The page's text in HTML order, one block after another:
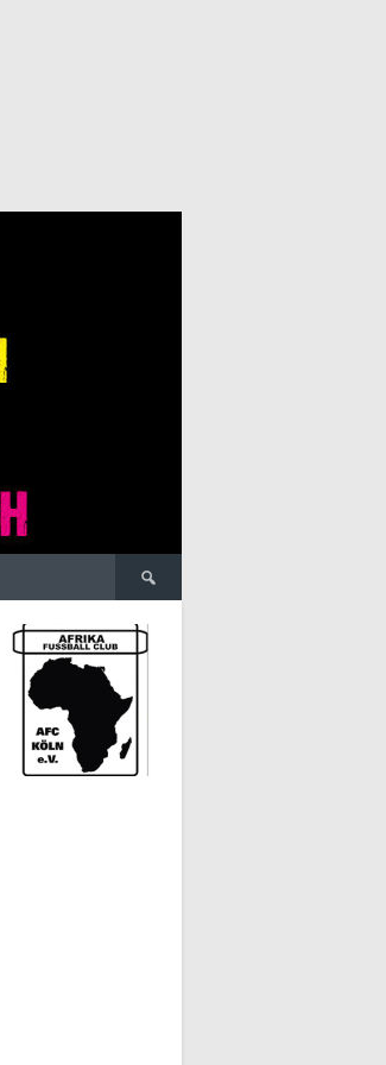
Suchen
nach: